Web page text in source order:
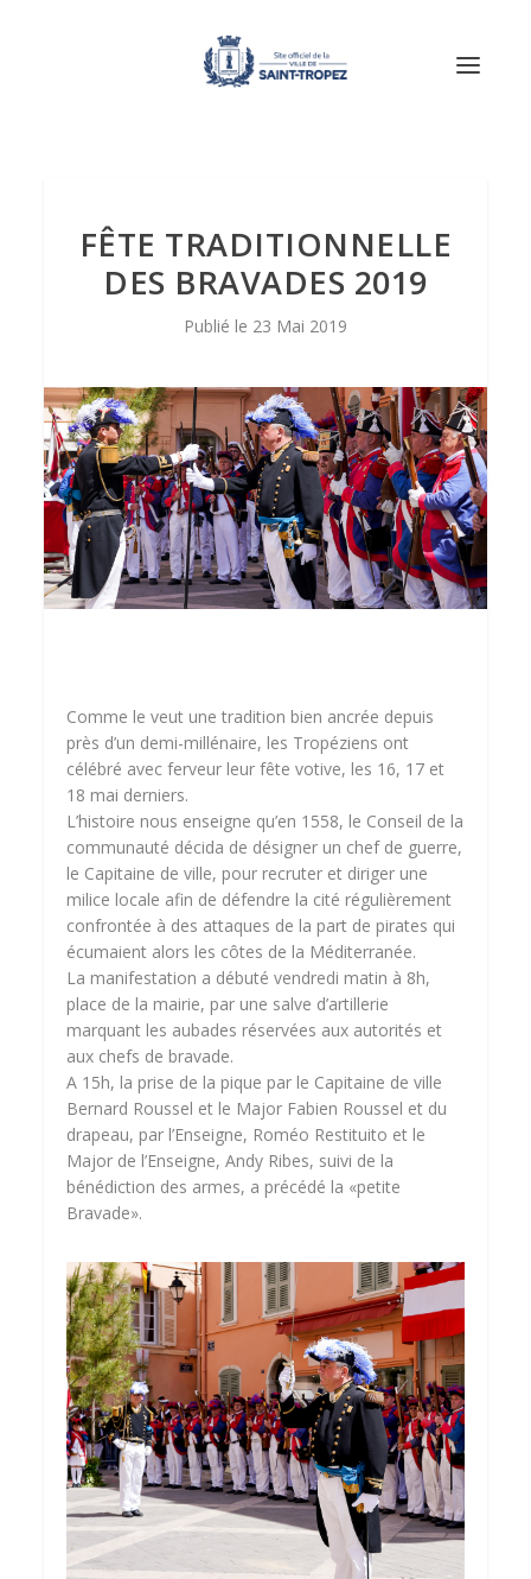
FÊTE TRADITIONNELLE
DES BRAVADES 2019
23 Mai 2019
Comme le veut une tradition bien ancrée depuis
près d’un demi-millénaire, les Tropéziens ont
célébré avec ferveur leur fête votive, les 16, 17 et
18 mai derniers.
L’histoire nous enseigne qu’en 1558, le Conseil de la
communauté décida de désigner un chef de guerre,
le Capitaine de ville, pour recruter et diriger une
milice locale afin de défendre la cité régulièrement
confrontée à des attaques de la part de pirates qui
écumaient alors les côtes de la Méditerranée.
La manifestation a débuté vendredi matin à 8h,
place de la mairie, par une salve d’artillerie
marquant les aubades réservées aux autorités et
aux chefs de bravade.
A 15h, la prise de la pique par le Capitaine de ville
Bernard Roussel et le Major Fabien Roussel et du
drapeau, par l’Enseigne, Roméo Restituito et le
Major de l’Enseigne, Andy Ribes, suivi de la
bénédiction des armes, a précédé la «petite
Bravade».